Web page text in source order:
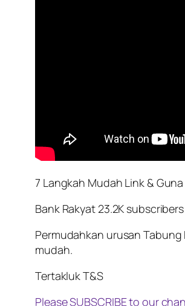
7 Langkah Mudah Link & Guna
Bank Rakyat 23.2K
Permudahkan urusan
mudah.
Tertakluk T&S
Please SUBSCRIBE to our